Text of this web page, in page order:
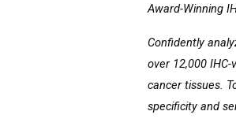
Award-Winning
Confidently
over 12,000
cancer tissues.
specificity and